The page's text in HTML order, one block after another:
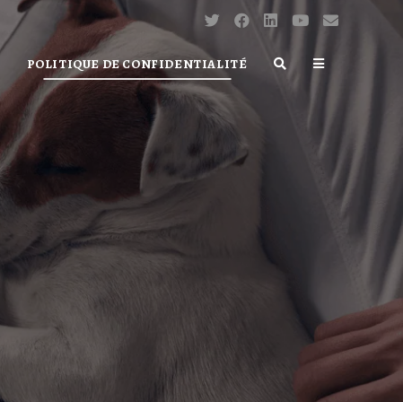
POLITIQUE DE CONFIDENTIALITÉ TOGGLE